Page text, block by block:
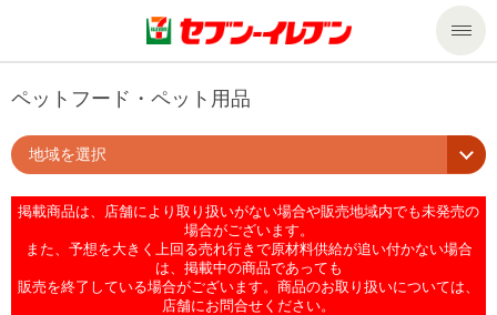
商品のご案内
商品のご案内トップ
今週の新商品
来週の新商品
セール・キャンペーン
サービス
サービストップ
企業情報
ペットフード・ペット用品
地域を選択
掲載商品は、店舗により取り扱いがない場合や販売地域内でも未発売の
場合がございます。
また、予想を大きく上回る売れ行きで原材料供給が追い付かない場合
は、掲載中の商品であっても
販売を終了している場合がございます。商品のお取り扱いについては、
店舗にお問合せください。